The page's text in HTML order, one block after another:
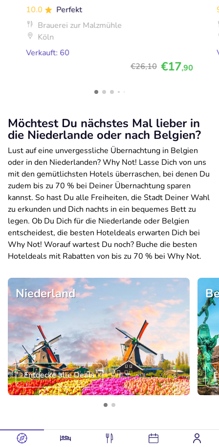
10.0
Perfekt
Brauerei zur Malzmühle
Köln
Verkauft: 60
€26,10 €17,90
Möchtest Du nächstes Mal lieber in
die Niederlande oder nach Belgien?
Lust auf eine unvergessliche Übernachtung in Belgien
oder in den Niederlanden? Why Not! Lasse Dich von uns
mit den gemütlichsten Hotels überraschen, bei denen Du
zudem bis zu 70 % bei Deiner Übernachtung sparen
kannst. So hast Du alle Freiheiten, die Stadt Deiner Wahl
zu erkunden und Dich nachts in ein bequemes Bett zu
legen. Ob Du Dich für die Niederlande oder Belgien
entscheidest, die besten Hoteldeals erwarten Dich bei
Why Not! Worauf wartest Du noch? Buche die besten
Hoteldeals mit Rabatten von bis zu 70 % bei Why Not.
Niederland
Entdecke alle Deals